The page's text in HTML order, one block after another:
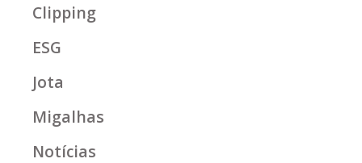
Clipping
ESG
Jota
Migalhas
Notícias